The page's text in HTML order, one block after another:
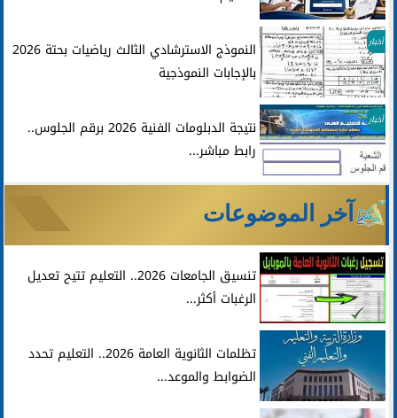
أخبار
النموذج الاسترشادي الثالث رياضيات بحتة 2026
بالإجابات النموذجية
أخبار
نتيجة الدبلومات الفنية 2026 برقم الجلوس..
رابط مباشر...
آخر الموضوعات
تنسيق الجامعات 2026.. التعليم تتيح تعديل
الرغبات أكثر...
تظلمات الثانوية العامة 2026.. التعليم تحدد
الضوابط والموعد...